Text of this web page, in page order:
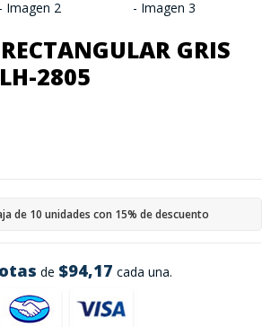
GRIS
2805
de $94,17 cada una.
de 10 unidades con 15% de descuento